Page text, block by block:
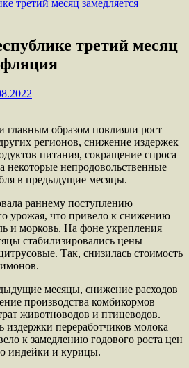
третий месяц
главным образом повлияли рост
регионов, снижение издержек
питания, сокращение спроса
некоторые непродовольственные
в предыдущие месяцы.
раннему поступлению
урожая, что привело к снижению
и морковь. На фоне укрепления
стабилизировались цены
Так, снизилась стоимость
месяцы, снижение расходов
производства комбикормов
животноводов и птицеводов.
издержки переработчиков молока
к замедлению годового роста цен
индейки и курицы.